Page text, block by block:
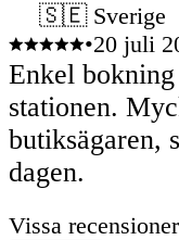
🇸🇪 Sverige
•20 juli
Enkel
stationen.
butiksägaren,
dagen.
Vissa